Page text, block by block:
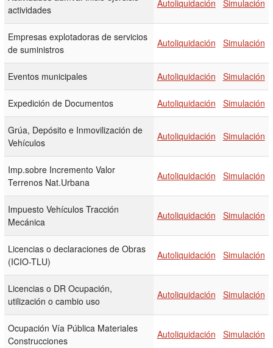
actividades
Autoliquidación Simulación
Empresas explotadoras de servicios
de suministros
Autoliquidación Simulación
Eventos municipales Autoliquidación Simulación
Expedición de Documentos Autoliquidación Simulación
Grúa, Depósito e Inmovilización de
Vehículos
Autoliquidación Simulación
Imp.sobre Incremento Valor
Terrenos Nat.Urbana
Autoliquidación Simulación
Impuesto Vehículos Tracción
Mecánica
Autoliquidación Simulación
Licencias o declaraciones de Obras
(ICIO-TLU)
Autoliquidación Simulación
Licencias o DR Ocupación,
utilización o cambio uso
Autoliquidación Simulación
Ocupación Vía Pública Materiales
Construcciones
Autoliquidación Simulación